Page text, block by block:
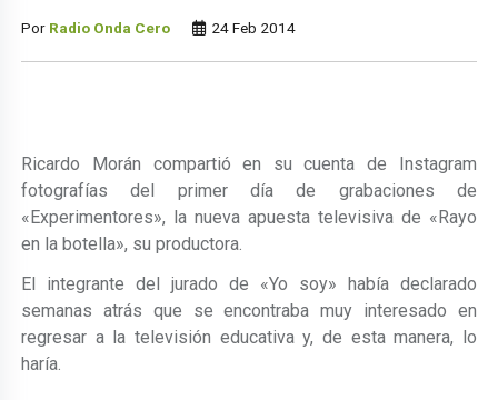
Por Radio Onda Cero 24 Feb 2014
Ricardo Morán compartió en su cuenta de Instagram
fotografías del primer día de grabaciones de
«Experimentores», la nueva apuesta televisiva de «Rayo
en la botella», su productora.
El integrante del jurado de «Yo soy» había declarado
semanas atrás que se encontraba muy interesado en
regresar a la televisión educativa y, de esta manera, lo
haría.